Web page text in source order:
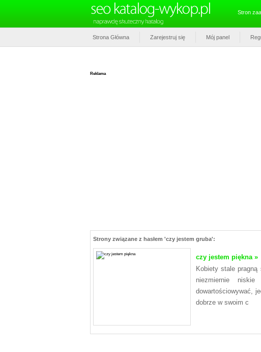
Stron
Strona Główna Zarejestruj się Mój panel
Reklama
Strony związane z hasłem 'czy jestem gruba':
czy jestem piękna »
Kobiety stale
niezmiernie
dowartościowywać,
dobrze w swoim c